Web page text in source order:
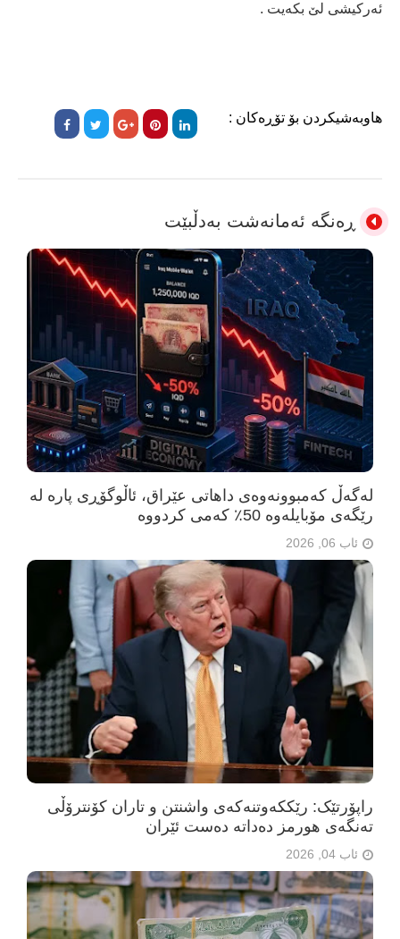
ئەرکیشی لێ بکەیت .
هاوبەشیکردن بۆ تۆڕەکان :
ڕەنگە ئەمانەشت بەدڵبێت
لەگەڵ کەمبوونەوەی داهاتی عێراق، ئاڵوگۆڕی پارە لە
رێگەی مۆبایلەوە 50٪ کەمی کردووە
ئاب 06, 2026
راپۆرتێک: رێککەوتنەکەی واشنتن و تاران کۆنترۆڵی
تەنگەی هورمز دەداتە دەست ئێران
ئاب 04, 2026